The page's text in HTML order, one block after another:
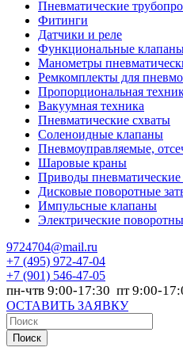
Пневматические
Фитинги
Датчики и реле
Функциональные
Манометры
Ремкомплекты для
Пропорциональная
Вакуумная техника
Пневматические схваты
Соленоидные клапаны
Пневмоуправляемые,
Шаровые краны
Приводы
Дисковые поворотные
Импульсные клапаны
Электрические
9724704@mail.ru
+7 (495) 972-47-04
+7 (901) 546-47-05
пн-чтв 9:00-17:30 пт 9:00-
ОСТАВИТЬ ЗАЯВКУ
Поиск